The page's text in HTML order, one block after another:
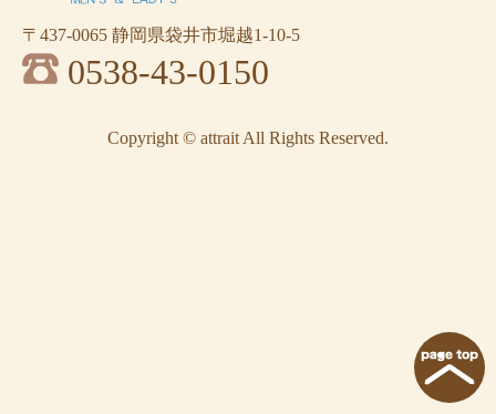
〒437-0065 静岡県袋井市堀越1-10-5
0538-43-0150
Copyright © attrait All Rights Reserved.